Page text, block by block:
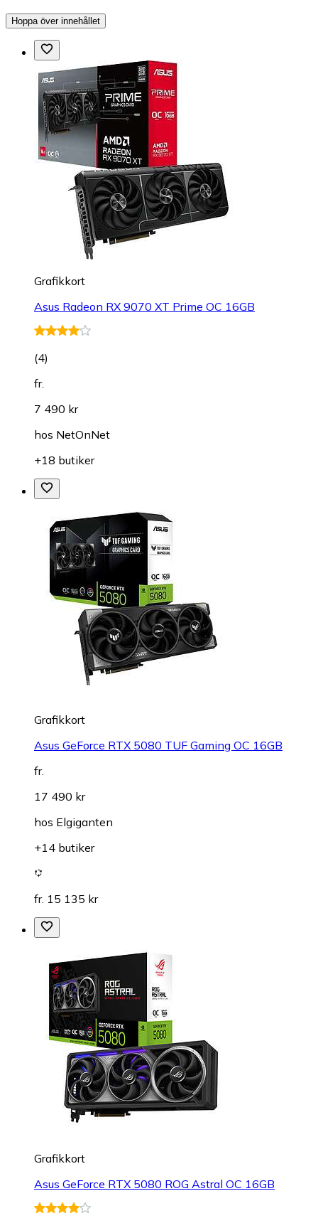
Hoppa över innehållet
Grafikkort
Asus Radeon RX 9070 XT Prime OC 16GB
(4)
fr.
7 490 kr
hos NetOnNet
+18 butiker
Grafikkort
Asus GeForce RTX 5080 TUF Gaming OC 16GB
fr.
17 490 kr
hos Elgiganten
+14 butiker
fr. 15 135 kr
Grafikkort
Asus GeForce RTX 5080 ROG Astral OC 16GB